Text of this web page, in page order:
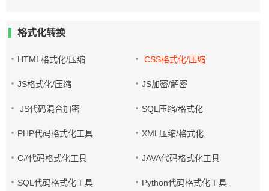
格式化转换
HTML格式化/压缩 CSS格式化/压缩
JS格式化/压缩 JS加密/解密
JS代码混合加密 SQL压缩/格式化
PHP代码格式化工具 XML压缩/格式化
C#代码格式化工具 JAVA代码格式化工具
SQL代码格式化工具 Python代码格式化工具